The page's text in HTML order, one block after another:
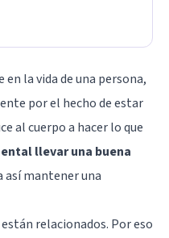
la vida de una persona,
por el hecho de estar
al cuerpo a hacer lo que
llevar una buena
así mantener una
relacionados. Por eso